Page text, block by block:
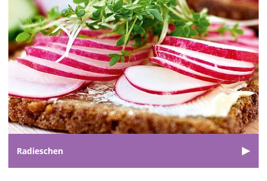
Radieschen